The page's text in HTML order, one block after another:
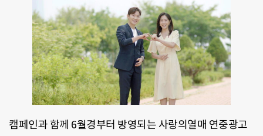
캠페인과 함께 6월경부터 방영되는 사랑의열매 연중광고